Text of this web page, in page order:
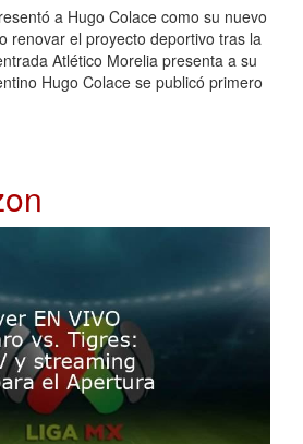
a Hugo Colace como su nuevo
renovar el proyecto deportivo tras la
Atlético Morelia presenta a su
Hugo Colace se publicó primero